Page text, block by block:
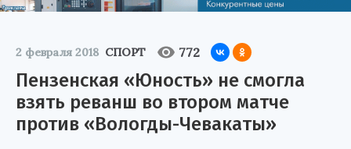
2 февраля 2018 СПОРТ 772
Пензенская «Юность» не смогла
взять реванш во втором матче
против «Вологды-Чевакаты»